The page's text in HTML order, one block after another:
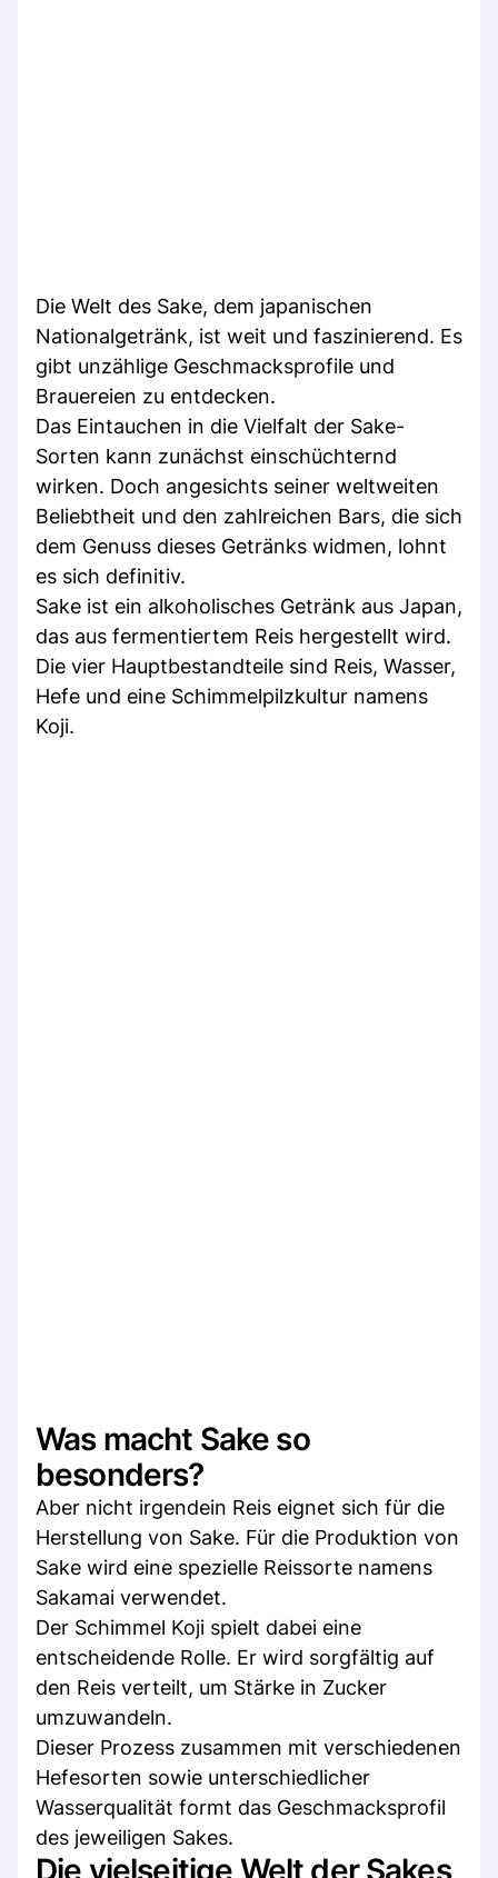
Die Welt des Sake, dem japanischen
Nationalgetränk, ist weit und faszinierend. Es
gibt unzählige Geschmacksprofile und
Brauereien zu entdecken.
Das Eintauchen in die Vielfalt der Sake-
Sorten kann zunächst einschüchternd
wirken. Doch angesichts seiner weltweiten
Beliebtheit und den zahlreichen Bars, die sich
dem Genuss dieses Getränks widmen, lohnt
es sich definitiv.
Sake ist ein alkoholisches Getränk aus Japan,
das aus fermentiertem Reis hergestellt wird.
Die vier Hauptbestandteile sind Reis, Wasser,
Hefe und eine Schimmelpilzkultur namens
Koji.
Was macht Sake so
besonders?
Aber nicht irgendein Reis eignet sich für die
Herstellung von Sake. Für die Produktion von
Sake wird eine spezielle Reissorte namens
Sakamai verwendet.
Der Schimmel Koji spielt dabei eine
entscheidende Rolle. Er wird sorgfältig auf
den Reis verteilt, um Stärke in Zucker
umzuwandeln.
Dieser Prozess zusammen mit verschiedenen
Hefesorten sowie unterschiedlicher
Wasserqualität formt das Geschmacksprofil
des jeweiligen Sakes.
Die vielseitige Welt der Sakes